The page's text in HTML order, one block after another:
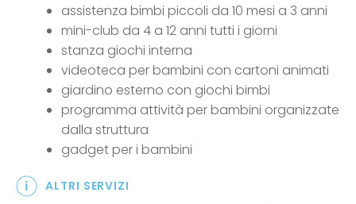
assistenza bimbi piccoli da 10 mesi a 3 anni
mini-club da 4 a 12 anni tutti i giorni
stanza giochi interna
videoteca per bambini con cartoni animati
giardino esterno con giochi bimbi
programma attività per bambini organizzate
dalla struttura
gadget per i bambini
ALTRI SERVIZI